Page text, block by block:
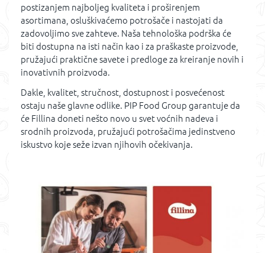
postizanjem najboljeg kvaliteta i proširenjem
asortimana, osluškivaćemo potrošače i nastojati da
zadovoljimo sve zahteve. Naša tehnološka podrška će
biti dostupna na isti način kao i za praškaste proizvode,
pružajući praktične savete i predloge za kreiranje novih i
inovativnih proizvoda.
Dakle, kvalitet, stručnost, dostupnost i posvećenost
ostaju naše glavne odlike. PIP Food Group garantuje da
će Fillina doneti nešto novo u svet voćnih nadeva i
srodnih proizvoda, pružajući potrošačima jedinstveno
iskustvo koje seže izvan njihovih očekivanja.